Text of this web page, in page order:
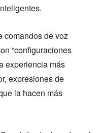
comandos de voz
“configuraciones
experiencia más
expresiones de
la hacen más